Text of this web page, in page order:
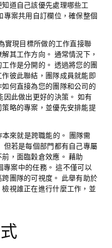
道自己該優先處理哪些工
專案共用自訂欄位，確保整個
實現目標所做的工作直接聯
其工作方向。 通常情況下，
作是分開的。 透過將您的團
彼此聯結，團隊成員就能即
何直接為您的團隊和公司的
因此做出更好的決策。 如有
略的專案，並優先安排能提
本來就是跨職能的。 團隊需
但若是每個部門都有自己專屬
，面臨穀倉效應。 藉助
案中的任務。 這不僅可以
團隊的可視度。 此舉有助於
視誰正在進行什麼工作，並